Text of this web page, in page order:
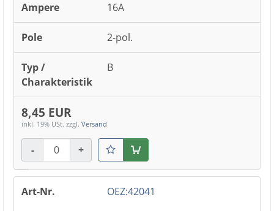
16A
2-pol.
B
8,45 EUR
inkl. 19% USt. zzgl. Versand
- +
OEZ:42041